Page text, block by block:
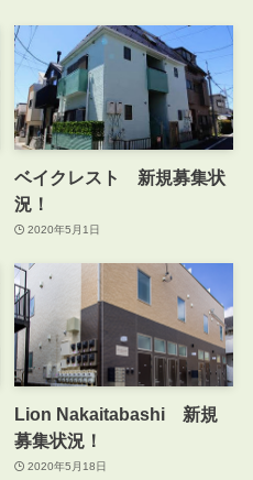
ベイクレスト 新規募集状
況！
2020年5月1日
Lion Nakaitabashi 新規
募集状況！
2020年5月18日